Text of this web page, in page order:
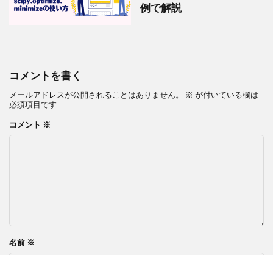
例で解説
コメントを書く
メールアドレスが公開されることはありません。 ※ が付いている欄は
必須項目です
コメント ※
名前 ※